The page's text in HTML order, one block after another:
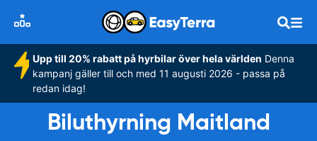
Upp till 20% rabatt på hyrbilar över hela världen Denna
kampanj gäller till och med 11 augusti 2026 - passa på
redan idag!
Biluthyrning Maitland